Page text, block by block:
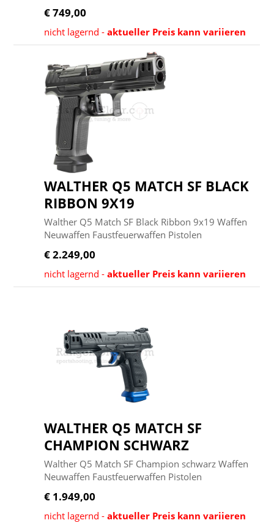
€ 749,00
nicht lagernd -aktueller Preis kann variieren
WALTHER Q5 MATCH SF BLACK
RIBBON 9X19
Walther Q5 Match SF Black Ribbon 9x19 Waffen
Neuwaffen Faustfeuerwaffen Pistolen
€ 2.249,00
nicht lagernd -aktueller Preis kann variieren
WALTHER Q5 MATCH SF
CHAMPION SCHWARZ
Walther Q5 Match SF Champion schwarz Waffen
Neuwaffen Faustfeuerwaffen Pistolen
€ 1.949,00
nicht lagernd -aktueller Preis kann variieren